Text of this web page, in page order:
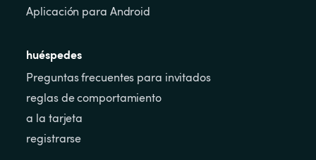
Aplicación para Android
huéspedes
Preguntas frecuentes para invitados
reglas de comportamiento
a la tarjeta
registrarse